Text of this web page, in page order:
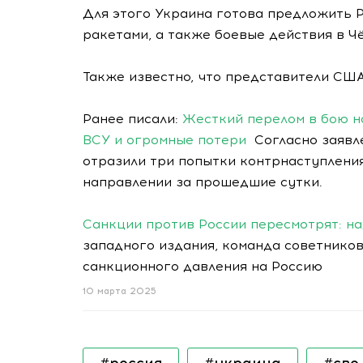
Для этого Украина готова
ракетами, а также боевые действия в
Также известно, что представители
Ранее писали: Жесткий перелом в бою
ВСУ и огромные потери Согласно
отразили три попытки
направлении за прошедшие сутки.
Санкции против России пересмотрят:
западного издания, команда
санкционного давления на Россию
10 марта 2025